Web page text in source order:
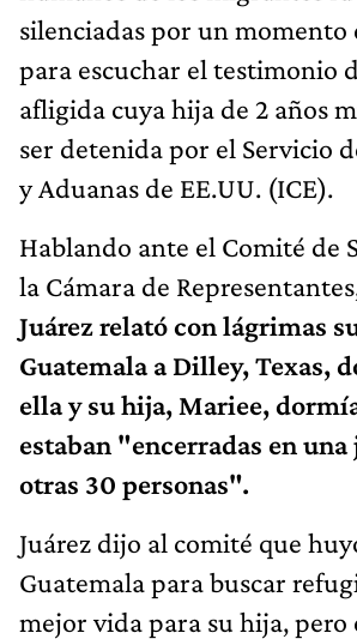
silenciadas por un momento
para escuchar el testimonio
afligida cuya hija de 2 años
ser detenida por el Servicio
y Aduanas de EE.UU. (ICE).
Hablando ante el Comité de
la Cámara de
Juárez relató con lágrimas
Guatemala a Dilley, Texas,
ella y su hija, Mariee,
estaban "encerradas en una
otras 30 personas".
Juárez dijo al comité que
Guatemala para buscar
mejor vida para su hija, pero